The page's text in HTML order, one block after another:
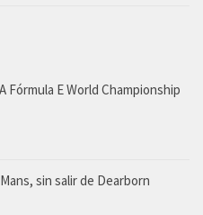
Fórmula E World Championship
sin salir de Dearborn